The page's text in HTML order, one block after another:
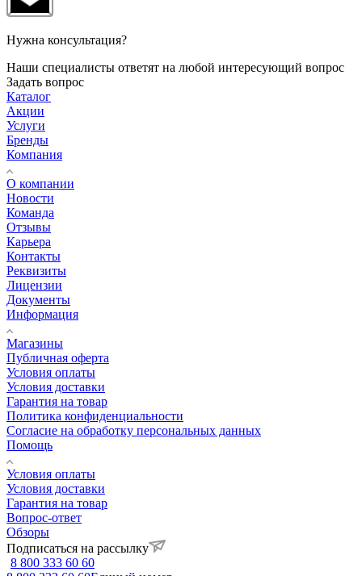
Нужна консультация?
Наши специалисты ответят на любой интересующий вопрос
Задать вопрос
Каталог
Акции
Услуги
Бренды
Компания
О компании
Новости
Команда
Отзывы
Карьера
Контакты
Реквизиты
Лицензии
Документы
Информация
Магазины
Публичная оферта
Условия оплаты
Условия доставки
Гарантия на товар
Политика конфиденциальности
Согласие на обработку персональных данных
Помощь
Условия оплаты
Условия доставки
Гарантия на товар
Вопрос-ответ
Обзоры
Подписаться на рассылку
8 800 333 60 60